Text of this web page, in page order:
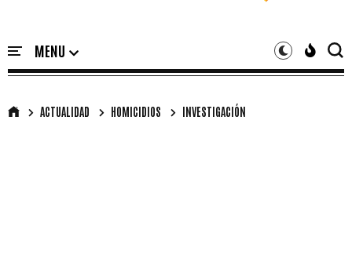
ACTUALIDAD HOMICIDIOS INVESTIGACIÓN